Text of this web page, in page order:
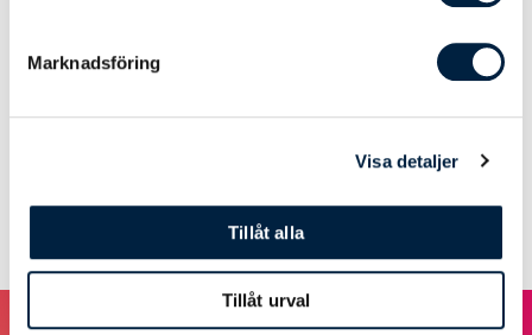
Marknadsföring
Visa detaljer
Tillåt alla
Tillåt urval